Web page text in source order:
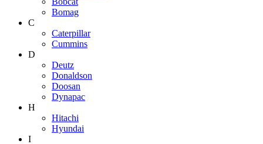
Bomag
C
Caterpillar
Cummins
D
Deutz
Donaldson
Doosan
Dynapac
H
Hitachi
Hyundai
I